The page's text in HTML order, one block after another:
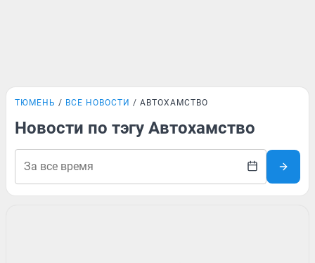
ТЮМЕНЬ ВСЕ НОВОСТИ АВТОХАМСТВО
Новости по тэгу Автохамство